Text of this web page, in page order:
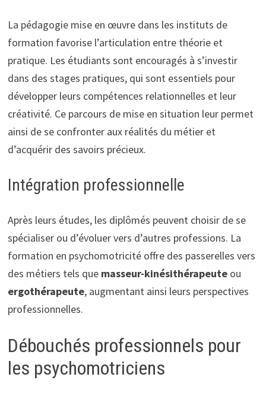
La pédagogie mise en œuvre dans les instituts de
formation favorise l’articulation entre théorie et
pratique. Les étudiants sont encouragés à s’investir
dans des stages pratiques, qui sont essentiels pour
développer leurs compétences relationnelles et leur
créativité. Ce parcours de mise en situation leur permet
ainsi de se confronter aux réalités du métier et
d’acquérir des savoirs précieux.
Intégration professionnelle
Après leurs études, les diplômés peuvent choisir de se
spécialiser ou d’évoluer vers d’autres professions. La
formation en psychomotricité offre des passerelles vers
des métiers tels que masseur-kinésithérapeuteou
ergothérapeute, augmentant ainsi leurs perspectives
professionnelles.
Débouchés professionnels pour
les psychomotriciens